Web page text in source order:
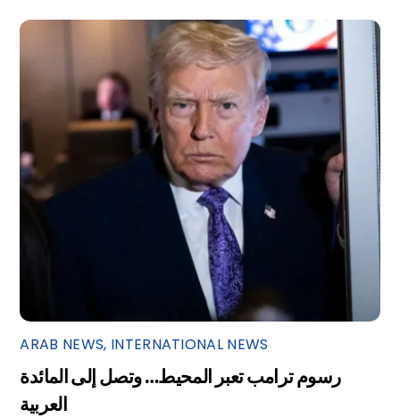
ARAB NEWS, INTERNATIONAL NEWS
رسوم ترامب تعبر المحيط… وتصل إلى المائدة
العربية